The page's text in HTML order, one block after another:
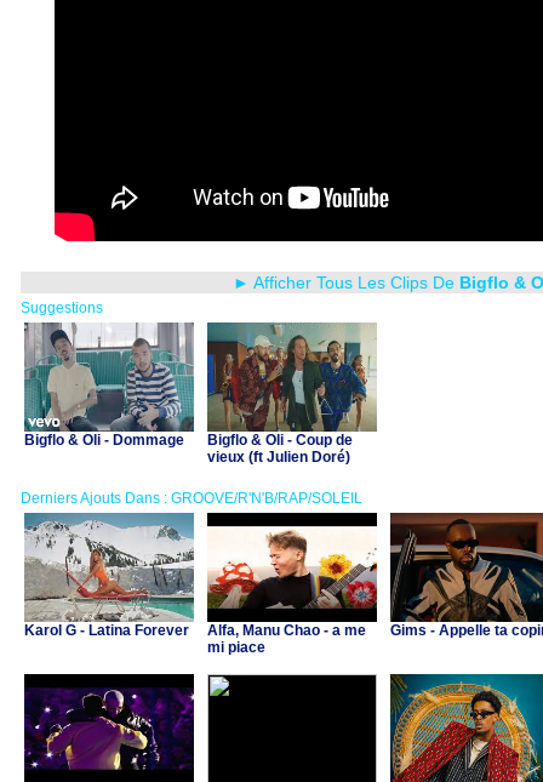
► Afficher Tous Les Clips De Bigflo &
Suggestions
Bigflo & Oli - Dommage
Bigflo & Oli - Coup de
vieux (ft Julien Doré)
Derniers Ajouts Dans : GROOVE/R'N'B/RAP/SOLEIL
Karol G - Latina Forever
Alfa, Manu Chao - a me
mi piace
Gims - Appelle ta